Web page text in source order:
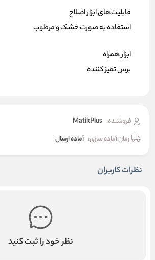
قابلیت‌های ابزار اصلاح
استفاده به صورت خشک و مرطوب
ابزار همراه
برس تمیز کننده
فروشنده: MatikPlus
زمان آماده سازی: آماده ارسال
نظرات کاربران
نظر خود را ثبت کنید